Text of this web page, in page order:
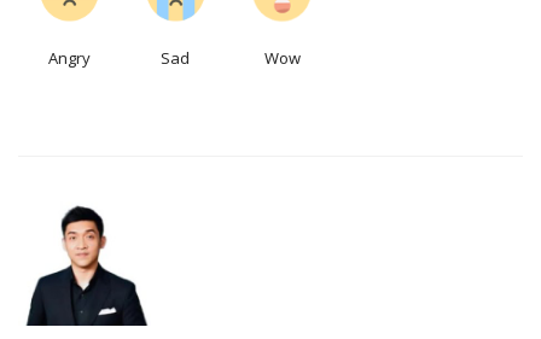
Angry Sad Wow